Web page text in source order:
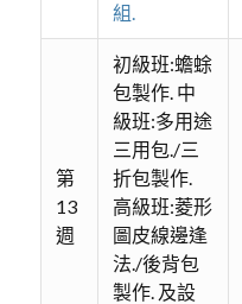
組.
第
13
週
初級班:蟾蜍
包製作. 中
級班:多用途
三用包./三
折包製作.
高級班:菱形
圖皮線邊逢
法./後背包
製作. 及設